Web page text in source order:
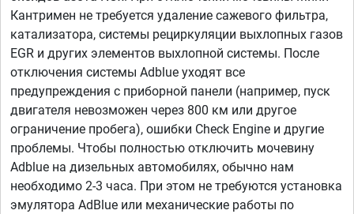
Кантримен не требуется удаление сажевого фильтра,
катализатора, системы рециркуляции выхлопных газов
EGR и других элементов выхлопной системы. После
отключения системы Adblue уходят все
предупреждения с приборной панели (например, пуск
двигателя невозможен через 800 км или другое
ограничение пробега), ошибки Check Engine и другие
проблемы. Чтобы полностью отключить мочевину
Adblue на дизельных автомобилях, обычно нам
необходимо 2-3 часа. При этом не требуются установка
эмулятора AdBlue или механические работы по